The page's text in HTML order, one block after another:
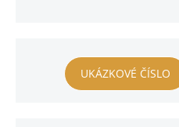
UKÁZKOVÉ ČÍSLO